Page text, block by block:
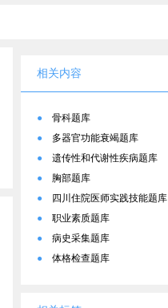
相关内容
●
骨科题库
●
多器官功能衰竭题库
●
遗传性和代谢性疾病题库
●
胸部题库
●
四川住院医师实践技能题库
●
职业素质题库
●
病史采集题库
●
体格检查题库